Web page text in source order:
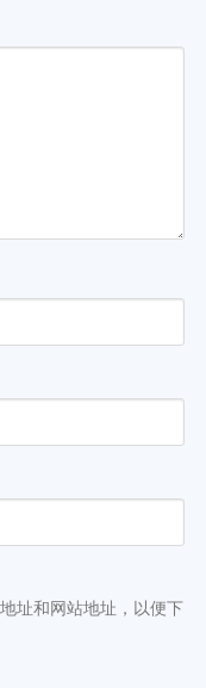
址和网站地址，以便下